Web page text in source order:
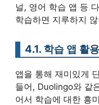
널, 영어 학습 앱 등
학습하면 지루하지
4.1. 학습 앱 활
앱을 통해 재미있게
들어, Duolingo와 같
어서 학습에 대한 흥